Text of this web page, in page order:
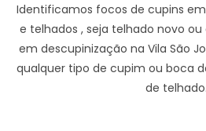
Identificamos focos de cupins
e telhados , seja telhado novo
em descupinização na Vila São
qualquer tipo de cupim ou boca
de telhado.